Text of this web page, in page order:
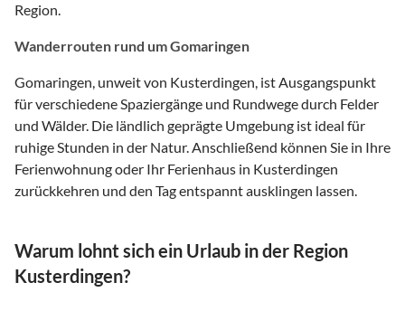
Region.
Wanderrouten rund um Gomaringen
Gomaringen, unweit von Kusterdingen, ist Ausgangspunkt
für verschiedene Spaziergänge und Rundwege durch Felder
und Wälder. Die ländlich geprägte Umgebung ist ideal für
ruhige Stunden in der Natur. Anschließend können Sie in Ihre
Ferienwohnung oder Ihr Ferienhaus in Kusterdingen
zurückkehren und den Tag entspannt ausklingen lassen.
Warum lohnt sich ein Urlaub in der Region
Kusterdingen?